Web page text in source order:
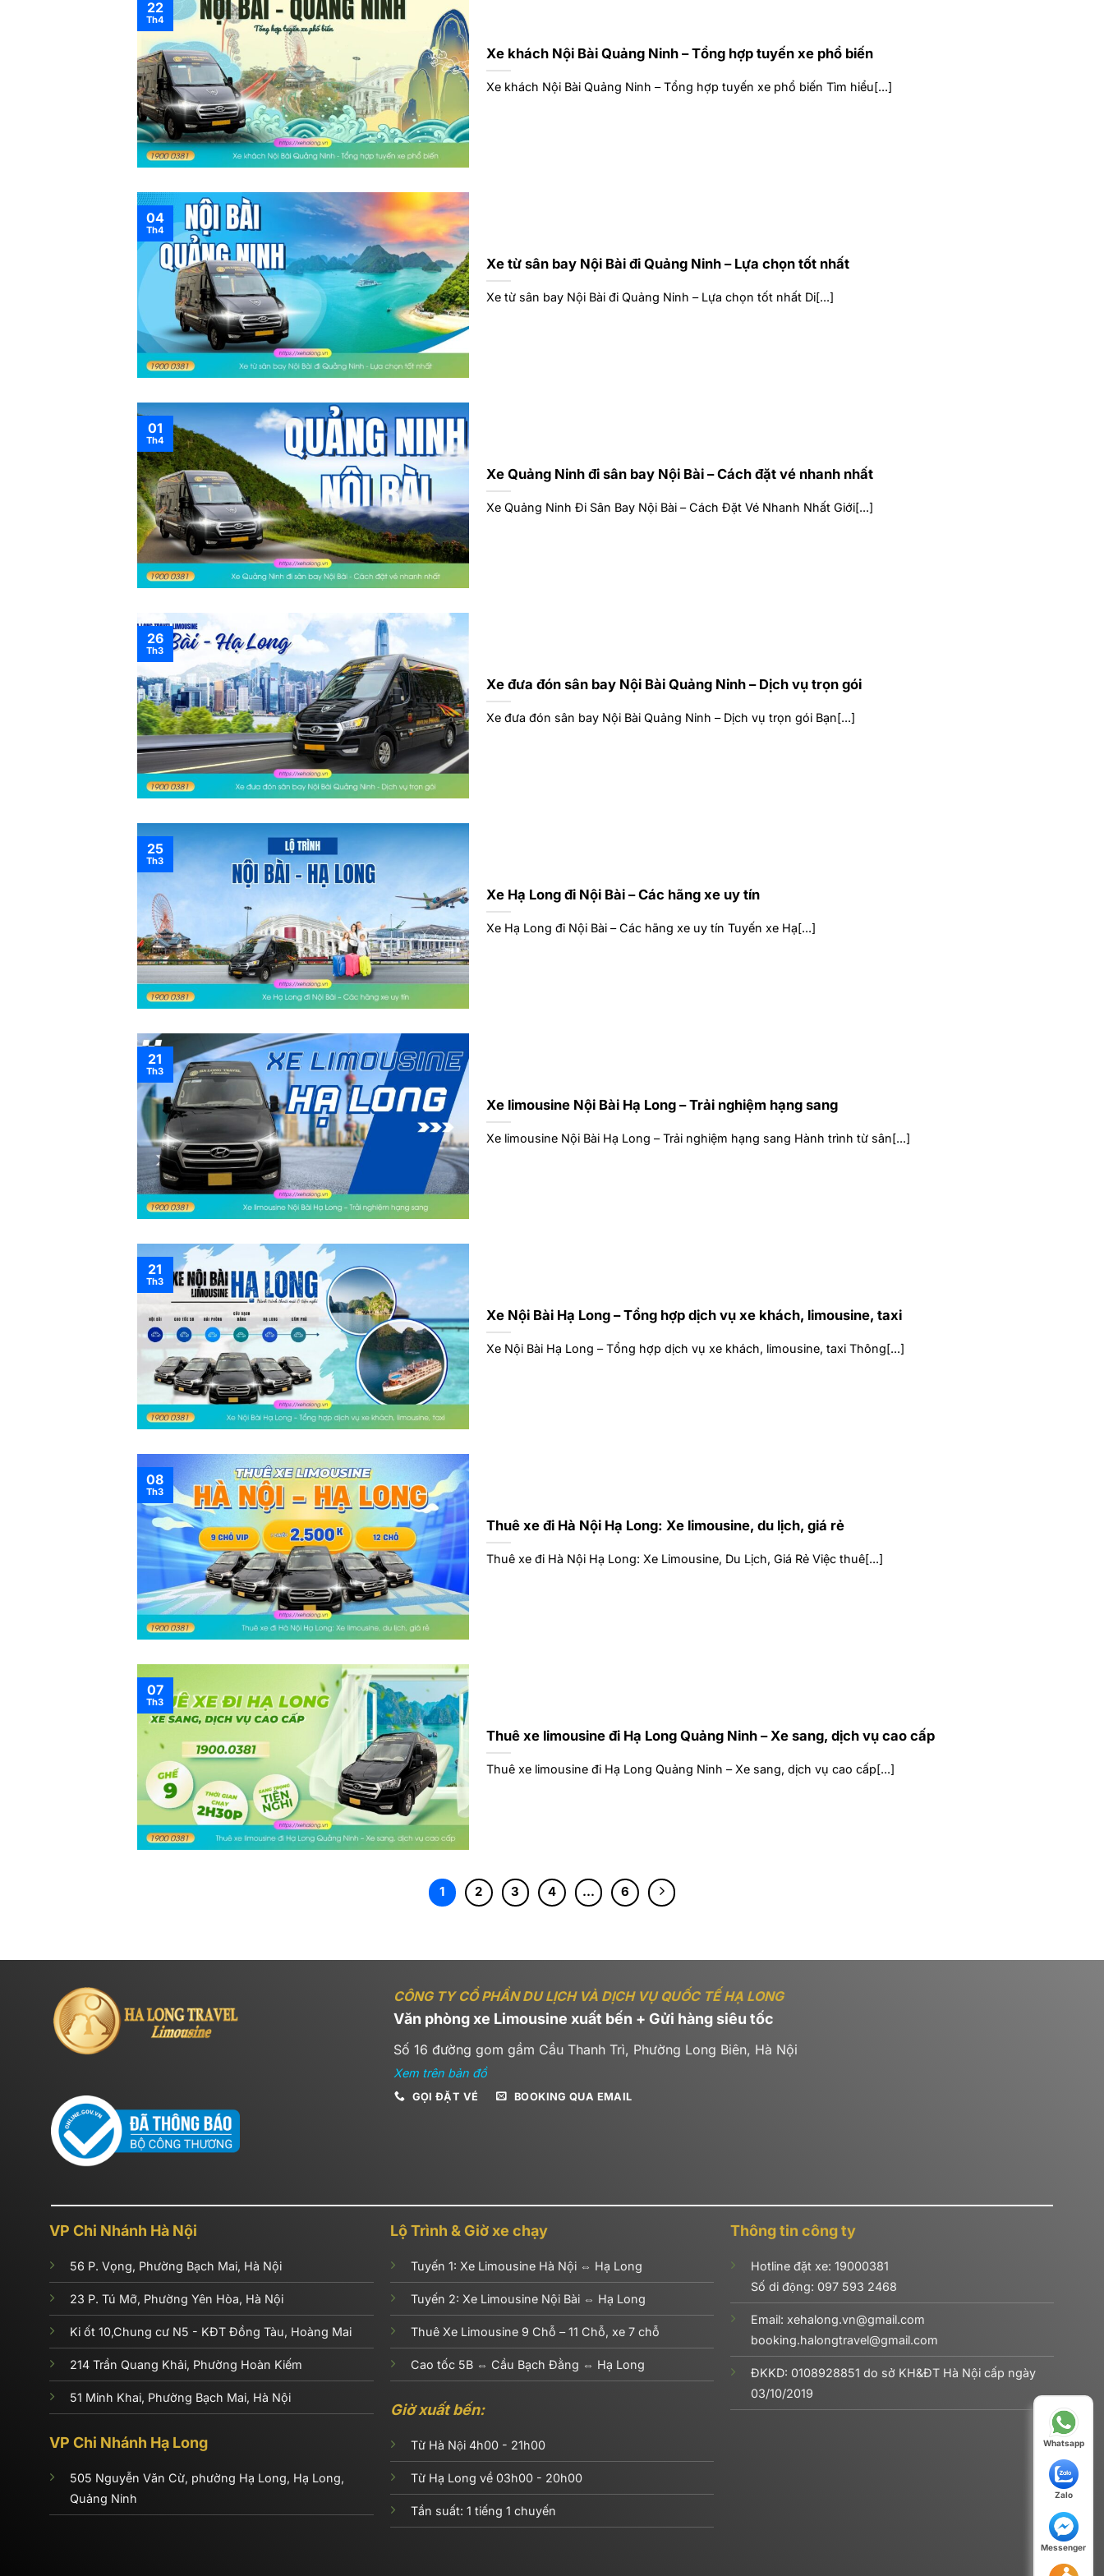
Xe khách Nội Bài Quảng Ninh – Tổng hợp tuyến xe phổ biến
Xe khách Nội Bài Quảng Ninh – Tổng hợp tuyến xe phổ biến Tìm hiểu[...]
22
Th4
Xe từ sân bay Nội Bài đi Quảng Ninh – Lựa chọn tốt nhất
Xe từ sân bay Nội Bài đi Quảng Ninh – Lựa chọn tốt nhất Di[...]
04
Th4
Xe Quảng Ninh đi sân bay Nội Bài – Cách đặt vé nhanh nhất
Xe Quảng Ninh Đi Sân Bay Nội Bài – Cách Đặt Vé Nhanh Nhất Giới[...]
01
Th4
Xe đưa đón sân bay Nội Bài Quảng Ninh – Dịch vụ trọn gói
Xe đưa đón sân bay Nội Bài Quảng Ninh – Dịch vụ trọn gói Bạn[...]
26
Th3
Xe Hạ Long đi Nội Bài – Các hãng xe uy tín
Xe Hạ Long đi Nội Bài – Các hãng xe uy tín Tuyến xe Hạ[...]
25
Th3
Xe limousine Nội Bài Hạ Long – Trải nghiệm hạng sang
Xe limousine Nội Bài Hạ Long – Trải nghiệm hạng sang Hành trình từ sân[...]
21
Th3
Xe Nội Bài Hạ Long – Tổng hợp dịch vụ xe khách, limousine, taxi
Xe Nội Bài Hạ Long – Tổng hợp dịch vụ xe khách, limousine, taxi Thông[...]
21
Th3
Thuê xe đi Hà Nội Hạ Long: Xe limousine, du lịch, giá rẻ
Thuê xe đi Hà Nội Hạ Long: Xe Limousine, Du Lịch, Giá Rẻ Việc thuê[...]
08
Th3
Thuê xe limousine đi Hạ Long Quảng Ninh – Xe sang, dịch vụ cao cấp
Thuê xe limousine đi Hạ Long Quảng Ninh – Xe sang, dịch vụ cao cấp[...]
07
Th3
1 2 3 4 … 6
CÔNG TY CỔ PHẦN DU LỊCH VÀ DỊCH VỤ QUỐC TẾ HẠ LONG
Văn phòng xe Limousine xuất bến + Gửi hàng siêu tốc
Số 16 đường gom gầm Cầu Thanh Trì, Phường Long Biên, Hà Nội
Xem trên bản đồ
GỌI ĐẶT VÉ BOOKING QUA EMAIL
VP Chi Nhánh Hà Nội
56 P. Vọng, Phường Bạch Mai, Hà Nội
23 P. Tú Mỡ, Phường Yên Hòa, Hà Nội
Ki ốt 10,Chung cư N5 - KĐT Đồng Tàu, Hoàng Mai
214 Trần Quang Khải, Phường Hoàn Kiếm
51 Minh Khai, Phường Bạch Mai, Hà Nội
VP Chi Nhánh Hạ Long
505 Nguyễn Văn Cừ, phường Hạ Long, Hạ Long,
Quảng Ninh
Lộ Trình & Giờ xe chạy
Tuyến 1: Xe Limousine Hà Nội ⇔ Hạ Long
Tuyến 2: Xe Limousine Nội Bài ⇔ Hạ Long
Thuê Xe Limousine 9 Chỗ – 11 Chỗ, xe 7 chỗ
Cao tốc 5B ⇔ Cầu Bạch Đằng ⇔ Hạ Long
Giờ xuất bến:
Từ Hà Nội 4h00 - 21h00
Từ Hạ Long về 03h00 - 20h00
Tần suất: 1 tiếng 1 chuyến
Thông tin công ty
Hotline đặt xe: 19000381
Số di động: 097 593 2468
Email: xehalong.vn@gmail.com
booking.halongtravel@gmail.com
ĐKKD: 0108928851 do sở KH&ĐT Hà Nội cấp ngày
03/10/2019
Whatsapp
Zalo
Messenger